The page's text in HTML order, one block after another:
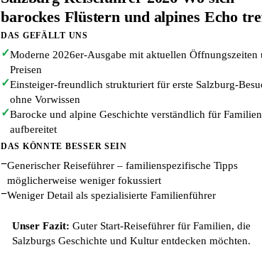
barockes Flüstern und alpines Echo
DAS GEFÄLLT UNS
✓Moderne 2026er-Ausgabe mit aktuellen Öffnungszeiten
Preisen
✓Einsteiger-freundlich strukturiert für erste Salzburg-
ohne Vorwissen
✓Barocke und alpine Geschichte verständlich für Familien
aufbereitet
DAS KÖNNTE BESSER SEIN
−Generischer Reiseführer – familienspezifische Tipps
möglicherweise weniger fokussiert
−Weniger Detail als spezialisierte Familienführer
Unser Fazit: Guter Start-Reiseführer für Familien, die
Salzburgs Geschichte und Kultur entdecken möchten.